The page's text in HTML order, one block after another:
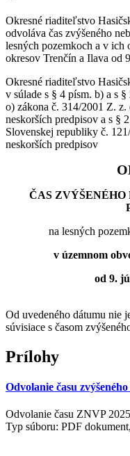
Okresné riaditeľstvo
odvoláva čas zvýšeného
lesných pozemkoch a v ich
okresov Trenčín a Ilava od
Okresné riaditeľstvo
v súlade s § 4 písm. b) a s
o) zákona č. 314/2001 Z.
neskorších predpisov a s §
Slovenskej republiky č.
neskorších predpisov
ČAS
na lesných
v územnom
od 9.
Od uvedeného dátumu nie
súvisiace s časom
Prílohy
Odvolanie času
Odvolanie času ZNVP
Typ súboru: PDF